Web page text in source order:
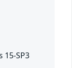
15-SP3